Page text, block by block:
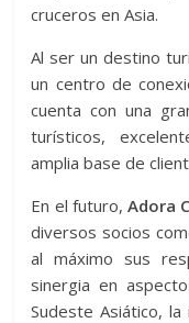
cruceros en Asia.
Al ser un destino
un centro de
cuenta con una
turísticos,
amplia base de
En el futuro, Adora
diversos socios
al máximo sus
sinergia en
Sudeste Asiático,